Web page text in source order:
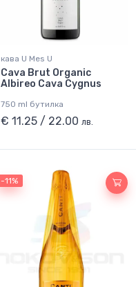
кава U Mes U
Cava Brut Organic
Albireo Cava Cygnus
750 ml бутилка
€ 11.25 / 22.00 лв.
-11%